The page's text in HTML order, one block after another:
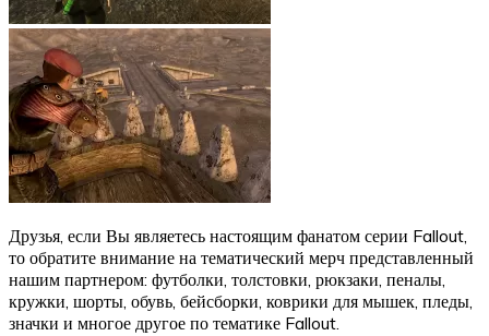
Друзья, если Вы являетесь настоящим фанатом серии Fallout,
то обратите внимание на тематический мерч представленный
нашим партнером: футболки, толстовки, рюкзаки, пеналы,
кружки, шорты, обувь, бейсборки, коврики для мышек, пледы,
значки и многое другое по тематике Fallout.